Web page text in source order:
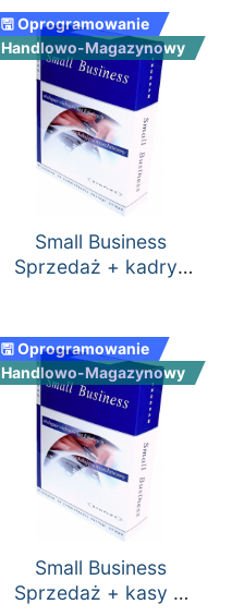
🖫 Oprogramowanie
Handlowo-Magazynowy
Small Business
Sprzedaż + kadry-
rozchodów
🖫 Oprogramowanie
Handlowo-Magazynowy
Small Business
Sprzedaż + kasy +